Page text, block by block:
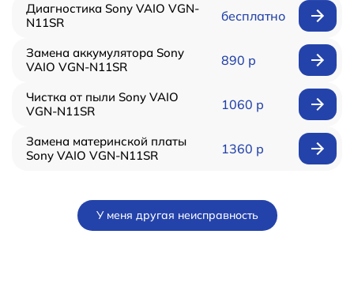
Диагностика Sony VAIO VGN-
N11SR
бесплатно
Замена аккумулятора Sony
VAIO VGN-N11SR
890 р
Чистка от пыли Sony VAIO
VGN-N11SR
1060 р
Замена материнской платы
Sony VAIO VGN-N11SR
1360 р
У меня другая неисправность